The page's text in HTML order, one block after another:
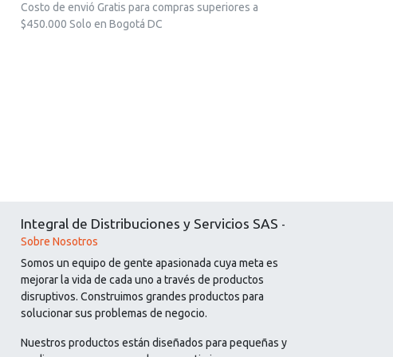
Costo de envió Gratis para compras superiores a
$450.000 Solo en Bogotá DC
Integral de Distribuciones y Servicios SAS -
Sobre Nosotros
Somos un equipo de gente apasionada cuya meta es
mejorar la vida de cada uno a través de productos
disruptivos. Construimos grandes productos para
solucionar sus problemas de negocio.
Nuestros productos están diseñados para pequeñas y